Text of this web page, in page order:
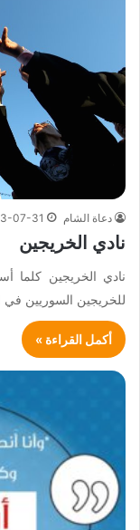
دعاة الشام 07-31
نادي الخريجين
نادي الخريجين كلما
للخريجين السوريين في
أكمل القراءة »